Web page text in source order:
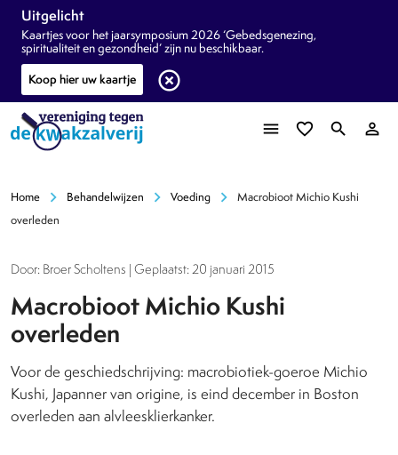
Uitgelicht
Kaartjes voor het jaarsymposium 2026 ‘Gebedsgenezing,
spiritualiteit en gezondheid’ zijn nu beschikbaar.
Koop hier uw kaartje
highlight_off
menu favorite_border search person_outline
Home chevron_right Behandelwijzen chevron_right Voeding chevron_right
Macrobioot Michio Kushi
overleden
Door: Broer Scholtens | Geplaatst: 20 januari 2015
Macrobioot Michio Kushi
overleden
Voor de geschiedschrijving: macrobiotiek-goeroe Michio
Kushi, Japanner van origine, is eind december in Boston
overleden aan alvleesklierkanker.